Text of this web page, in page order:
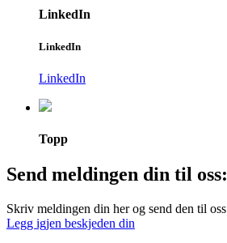
LinkedIn
LinkedIn
LinkedIn
Topp
Send meldingen din til oss:
Skriv meldingen din her og send den til oss
Legg igjen beskjeden din